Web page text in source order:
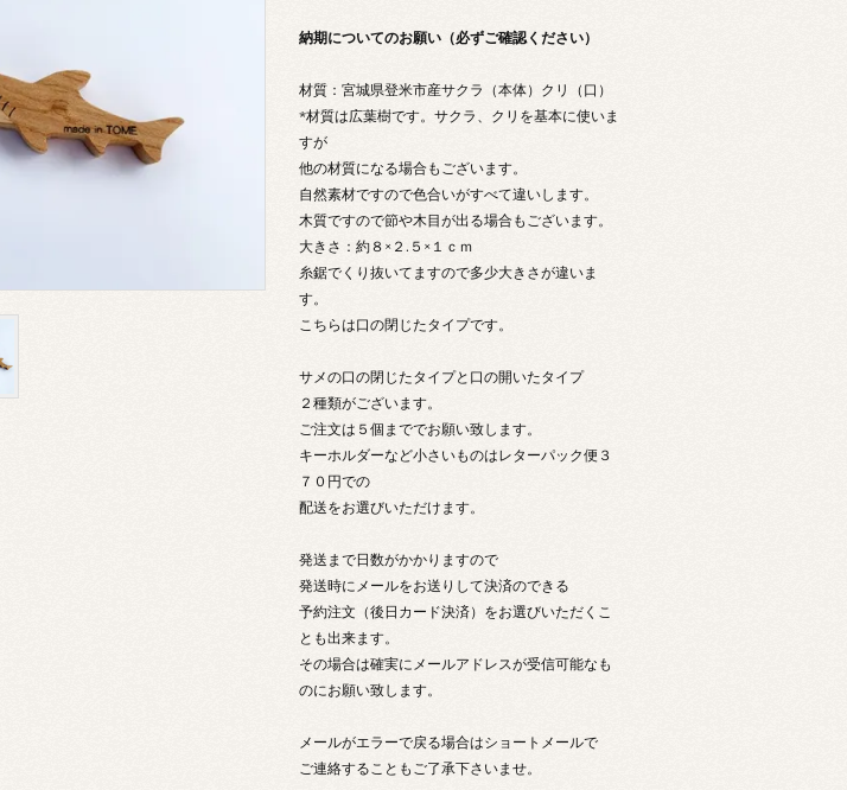
納期についてのお願い（必ずご確認ください）
材質：宮城県登米市産サクラ（本体）クリ（口）
*材質は広葉樹です。サクラ、クリを基本に使いま
すが
他の材質になる場合もございます。
自然素材ですので色合いがすべて違いします。
木質ですので節や木目が出る場合もございます。
大きさ：約８×２.５×１ｃｍ
糸鋸でくり抜いてますので多少大きさが違いま
す。
こちらは口の閉じたタイプです。
サメの口の閉じたタイプと口の開いたタイプ
２種類がございます。
ご注文は５個まででお願い致します。
キーホルダーなど小さいものはレターパック便３
７０円での
配送をお選びいただけます。
発送まで日数がかかりますので
発送時にメールをお送りして決済のできる
予約注文（後日カード決済）をお選びいただくこ
とも出来ます。
その場合は確実にメールアドレスが受信可能なも
のにお願い致します。
メールがエラーで戻る場合はショートメールで
ご連絡することもご了承下さいませ。